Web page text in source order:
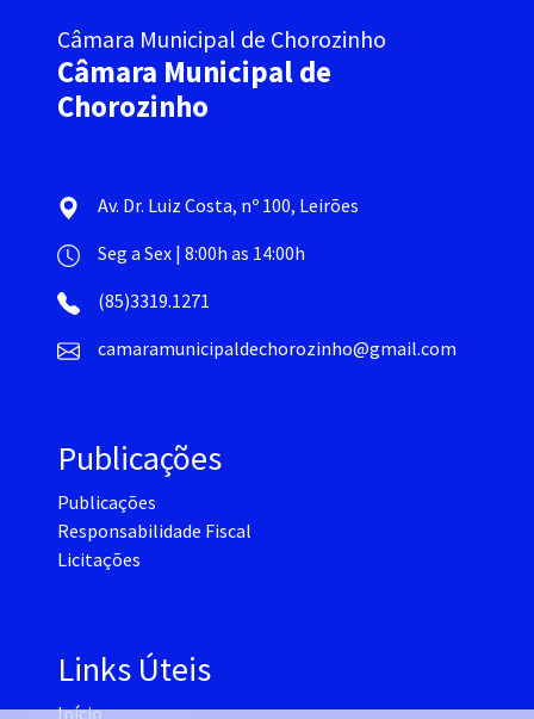
Câmara Municipal de Chorozinho
Câmara Municipal de
Chorozinho
Av. Dr. Luiz Costa, nº 100, Leirões
Seg a Sex | 8:00h as 14:00h
(85)3319.1271
camaramunicipaldechorozinho@gmail.com
Publicações
Publicações
Responsabilidade Fiscal
Licitações
Links Úteis
Início